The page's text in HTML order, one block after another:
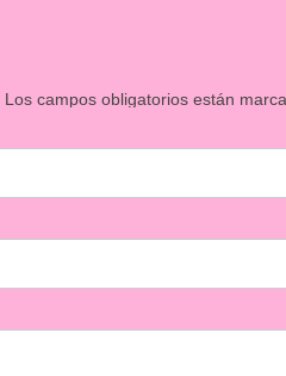
Los campos obligatorios están